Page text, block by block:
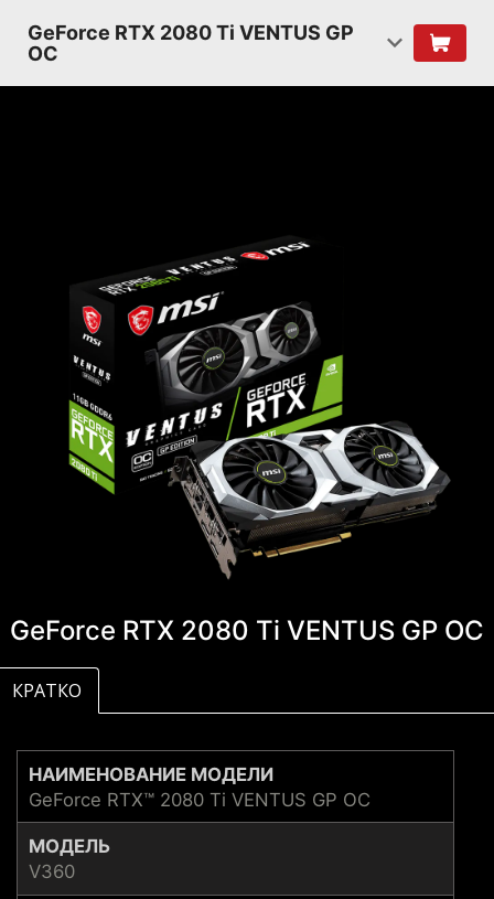
GeForce RTX 2080 Ti VENTUS GP
OC
GeForce RTX 2080 Ti VENTUS GP OC
КРАТКО
НАИМЕНОВАНИЕ МОДЕЛИ
GeForce RTX™ 2080 Ti VENTUS GP OC
МОДЕЛЬ
V360